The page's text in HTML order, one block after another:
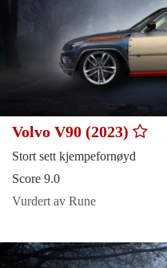
Volvo V90 (2023)
Stort sett kjempefornøyd
Score 9.0
Vurdert av Rune